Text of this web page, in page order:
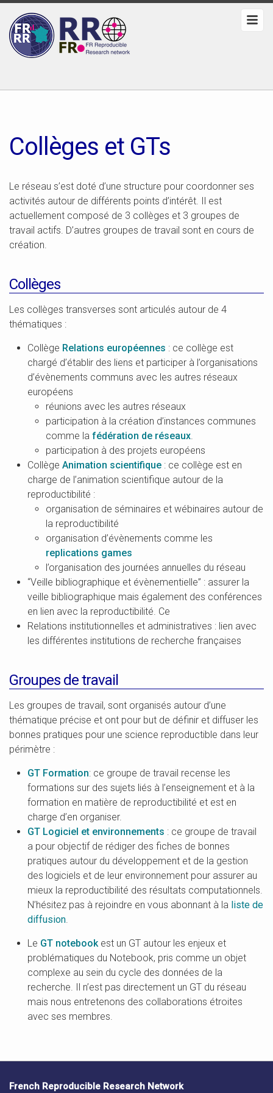
Collèges et GTs
Le réseau s’est doté d’une structure pour coordonner ses
activités autour de différents points d’intérêt. Il est
actuellement composé de 3 collèges et 3 groupes de
travail actifs. D’autres groupes de travail sont en cours de
création.
Collèges
Les collèges transverses sont articulés autour de 4
thématiques :
Collège Relations européennes : ce collège est
chargé d’établir des liens et participer à l’organisations
d’évènements communs avec les autres réseaux
européens
réunions avec les autres réseaux
participation à la création d’instances communes
comme la fédération de réseaux.
participation à des projets européens
Collège Animation scientifique : ce collège est en
charge de l’animation scientifique autour de la
reproductibilité :
organisation de séminaires et wébinaires autour de
la reproductibilité
organisation d’évènements comme les
replications games
l’organisation des journées annuelles du réseau
“Veille bibliographique et évènementielle” : assurer la
veille bibliographique mais également des conférences
en lien avec la reproductibilité. Ce
Relations institutionnelles et administratives : lien avec
les différentes institutions de recherche françaises
Groupes de travail
Les groupes de travail, sont organisés autour d’une
thématique précise et ont pour but de définir et diffuser les
bonnes pratiques pour une science reproductible dans leur
périmètre :
GT Formation: ce groupe de travail recense les
formations sur des sujets liés à l’enseignement et à la
formation en matière de reproductibilité et est en
charge d’en organiser.
GT Logiciel et environnements : ce groupe de travail
a pour objectif de rédiger des fiches de bonnes
pratiques autour du développement et de la gestion
des logiciels et de leur environnement pour assurer au
mieux la reproductibilité des résultats computationnels.
N’hésitez pas à rejoindre en vous abonnant à la liste de
diffusion.
Le GT notebookest un GT autour les enjeux et
problématiques du Notebook, pris comme un objet
complexe au sein du cycle des données de la
recherche. Il n’est pas directement un GT du réseau
mais nous entretenons des collaborations étroites
avec ses membres.
French Reproducible Research Network